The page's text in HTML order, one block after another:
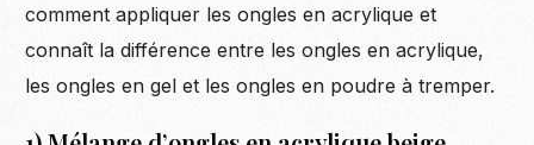
comment appliquer les ongles en acrylique et
connaît la différence entre les ongles en acrylique,
les ongles en gel et les ongles en poudre à tremper.